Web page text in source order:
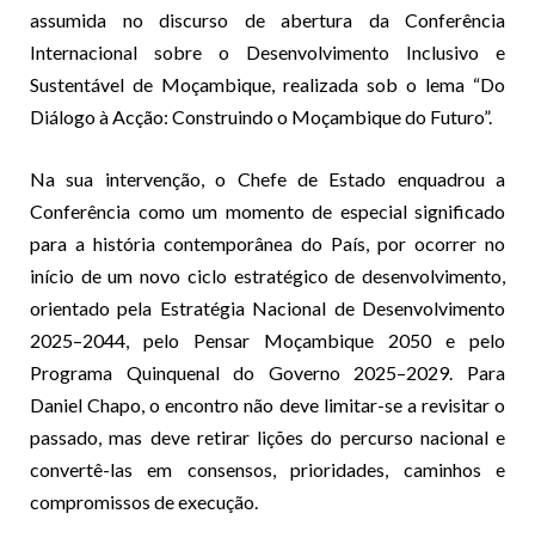
assumida no discurso de abertura da Conferência
Internacional sobre o Desenvolvimento Inclusivo e
Sustentável de Moçambique, realizada sob o lema “Do
Diálogo à Acção: Construindo o Moçambique do Futuro”.
Na sua intervenção, o Chefe de Estado enquadrou a
Conferência como um momento de especial significado
para a história contemporânea do País, por ocorrer no
início de um novo ciclo estratégico de desenvolvimento,
orientado pela Estratégia Nacional de Desenvolvimento
2025–2044, pelo Pensar Moçambique 2050 e pelo
Programa Quinquenal do Governo 2025–2029. Para
Daniel Chapo, o encontro não deve limitar-se a revisitar o
passado, mas deve retirar lições do percurso nacional e
convertê-las em consensos, prioridades, caminhos e
compromissos de execução.